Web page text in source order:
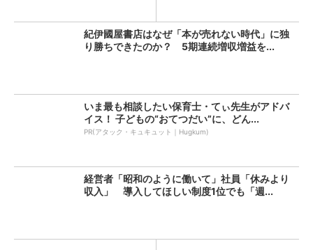
紀伊國屋書店はなぜ「本が売れない時代」に独
り勝ちできたのか？ 5期連続増収増益を...
いま最も相談したい保育士・てぃ先生がアドバ
イス！ 子どもの“おてつだい”に、どん...
PR(アタック・キュキュット｜Hugkum)
経営者「昭和のように働いて」社員「休みより
収入」 導入してほしい制度1位でも「週...